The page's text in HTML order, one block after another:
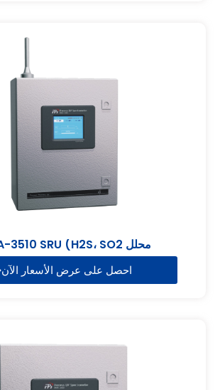
محلل OMA-3510 SRU (H2S، SO2)
احصل على عرض الأسعار الآن